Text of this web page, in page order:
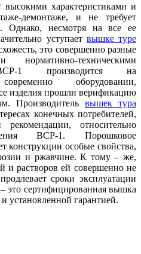
характеристиками и
демонтаже, и не требует
Однако, несмотря на все ее
уступает вышке туре
это совершенно разные
техническими
1 производится на
оборудовании,
изделия прошли верификацию
Производитель вышек тура
конечных потребителей,
относительно
ВСР-1. Порошковое
конструкции особые свойства,
и ржавчине. К тому – же,
и растворов ей совершенно не
сроки эксплуатации
это сертифицированная вышка
установленной гарантией.